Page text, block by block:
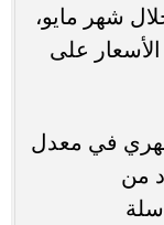
يونيو، مقابل 13.0% خلال شهر مايو،
على
في معدل
من